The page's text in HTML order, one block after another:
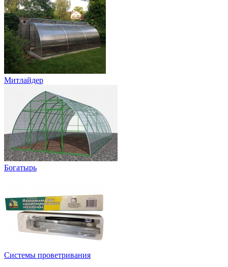
Митлайдер
Богатырь
Системы проветривания